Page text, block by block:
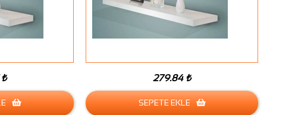
279.84 ₺
SEPETE EKLE